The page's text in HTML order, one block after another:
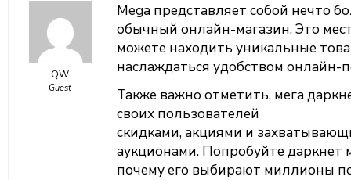
QW
Guest
Mega представляет собой нечто
обычный онлайн-магазин. Это
можете находить уникальные
наслаждаться удобством онлайн-
Также важно отметить, мега
своих пользователей
скидками, акциями и
аукционами. Попробуйте даркнет
почему его выбирают миллионы